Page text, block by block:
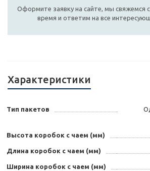
Оформите заявку на сайте, мы свяжемся
время и ответим на все
Характеристики
Тип пакетов
Высота коробок с чаем (мм)
Длина коробок с чаем (мм)
Ширина коробок с чаем (мм)